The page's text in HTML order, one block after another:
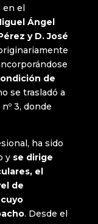
en el
Ángel
y D. José
de
se trasladó a
3, donde
ha sido
y se dirige
el
de
. Desde el